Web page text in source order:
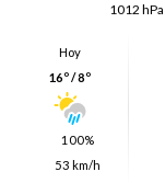
1012 hPa
Hoy
16º / 8º
100%
53 km/h